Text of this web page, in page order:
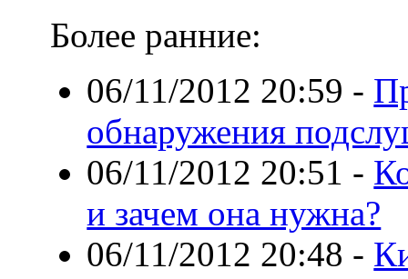
Более ранние:
06/11/2012 20:59 -
обнаружения
06/11/2012 20:51 -
и зачем она нужна?
06/11/2012 20:48 -